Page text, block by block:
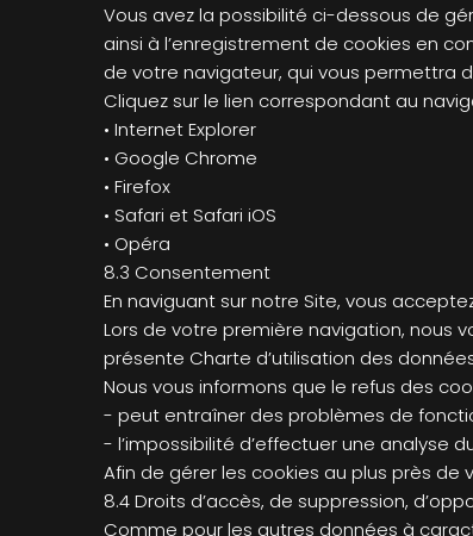
Vous avez la possibilité ci-dessous de
ainsi à l’enregistrement de cookies en
de votre navigateur, qui vous permettra
Cliquez sur le lien correspondant au
• Internet Explorer
• Google Chrome
• Firefox
• Safari et Safari iOS
• Opéra
8.3 Consentement
En naviguant sur notre Site, vous
Lors de votre première navigation, nous
présente Charte d’utilisation des
Nous vous informons que le refus des
- peut entraîner des problèmes de
- l’impossibilité d’effectuer une analyse
Afin de gérer les cookies au plus près
8.4 Droits d’accès, de suppression,
Comme pour les autres données à